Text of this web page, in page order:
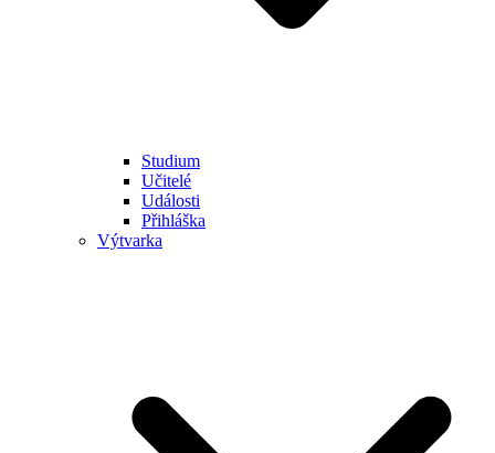
Studium
Učitelé
Události
Přihláška
Výtvarka